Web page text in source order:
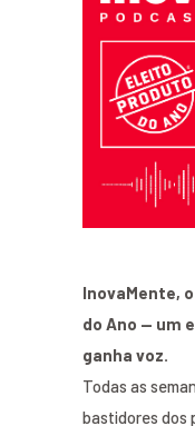
InovaMente,
do Ano — um
ganha voz.
Todas as
bastidores dos